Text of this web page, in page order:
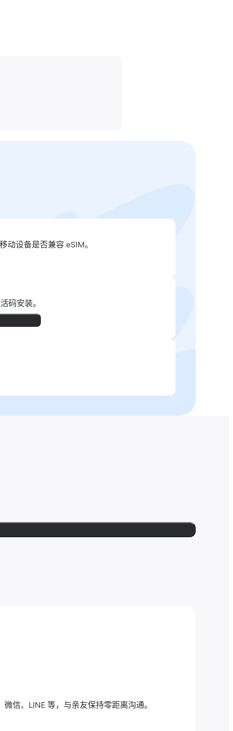
动设备是否兼容 eSIM。
码安装。
信、LINE 等，与亲友保持零距离沟通。